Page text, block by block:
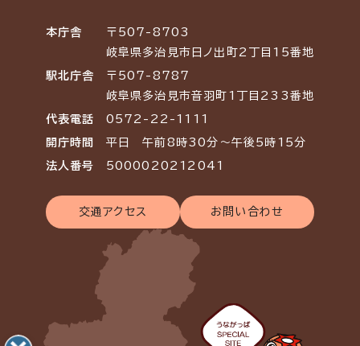
本庁舎
〒507-8703
岐阜県多治見市日ノ出町2丁目15番地
駅北庁舎
〒507-8787
岐阜県多治見市音羽町1丁目233番地
代表電話 0572-22-1111
開庁時間 平日 午前8時30分～午後5時15分
法人番号 5000020212041
交通アクセス お問い合わせ